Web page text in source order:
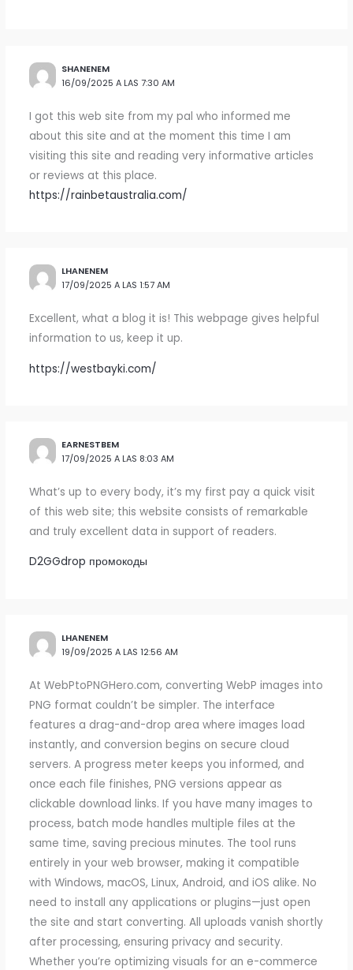
SHANENEM
16/09/2025 A LAS 7:30 AM
I got this web site from my pal who informed me
about this site and at the moment this time I am
visiting this site and reading very informative articles
or reviews at this place.
https://rainbetaustralia.com/
LHANENEM
17/09/2025 A LAS 1:57 AM
Excellent, what a blog it is! This webpage gives helpful
information to us, keep it up.
https://westbayki.com/
EARNESTBEM
17/09/2025 A LAS 8:03 AM
What’s up to every body, it’s my first pay a quick visit
of this web site; this website consists of remarkable
and truly excellent data in support of readers.
D2GGdrop промокоды
LHANENEM
19/09/2025 A LAS 12:56 AM
At WebPtoPNGHero.com, converting WebP images into
PNG format couldn’t be simpler. The interface
features a drag-and-drop area where images load
instantly, and conversion begins on secure cloud
servers. A progress meter keeps you informed, and
once each file finishes, PNG versions appear as
clickable download links. If you have many images to
process, batch mode handles multiple files at the
same time, saving precious minutes. The tool runs
entirely in your web browser, making it compatible
with Windows, macOS, Linux, Android, and iOS alike. No
need to install any applications or plugins—just open
the site and start converting. All uploads vanish shortly
after processing, ensuring privacy and security.
Whether you’re optimizing visuals for an e-commerce